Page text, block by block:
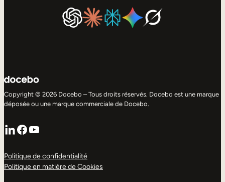
Copyright © 2026 Docebo – Tous droits réservés. Docebo est une marque
déposée ou une marque commerciale de Docebo.
LinkedIn
Facebook
YouTube
Politique de confidentialité
Politique en matière de Cookies